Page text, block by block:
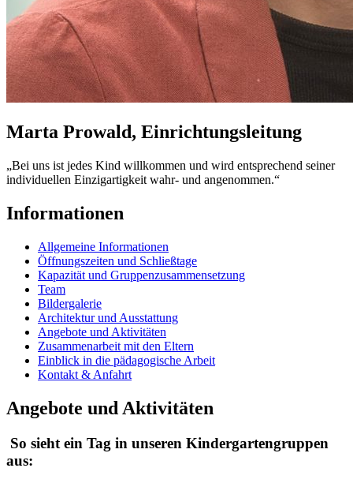
Marta Prowald, Einrichtungsleitung
„Bei uns ist jedes Kind willkommen und wird entsprechend seiner
individuellen Einzigartigkeit wahr- und angenommen.“
Informationen
Allgemeine Informationen
Öffnungszeiten und Schließtage
Kapazität und Gruppenzusammensetzung
Team
Bildergalerie
Architektur und Ausstattung
Angebote und Aktivitäten
Zusammenarbeit mit den Eltern
Einblick in die pädagogische Arbeit
Kontakt & Anfahrt
Angebote und Aktivitäten
So sieht ein Tag in unseren Kindergartengruppen
aus: